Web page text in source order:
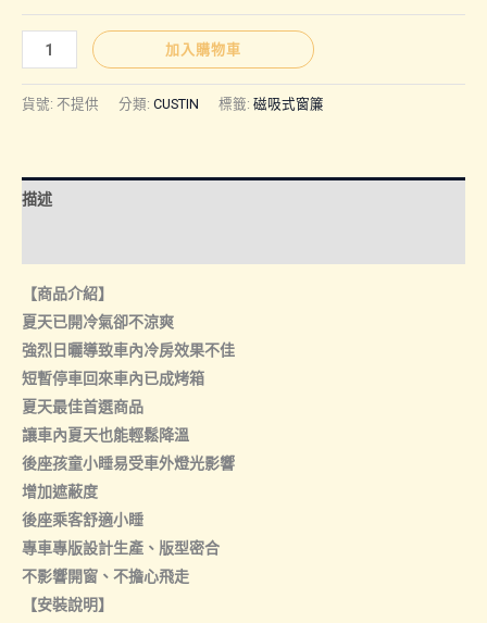
CUSTIN
｜
磁
窗
量
加入購物車
貨號: 不提供 分類: CUSTIN 標籤: 磁吸式窗簾
描述
【商品介紹】
夏天已開冷氣卻不涼爽
強烈日曬導致車內冷房效果不佳
短暫停車回來車內已成烤箱
夏天最佳首選商品
讓車內夏天也能輕鬆降溫
後座孩童小睡易受車外燈光影響
增加遮蔽度
後座乘客舒適小睡
專車專版設計生產、版型密合
不影響開窗、不擔心飛走
【安裝說明】